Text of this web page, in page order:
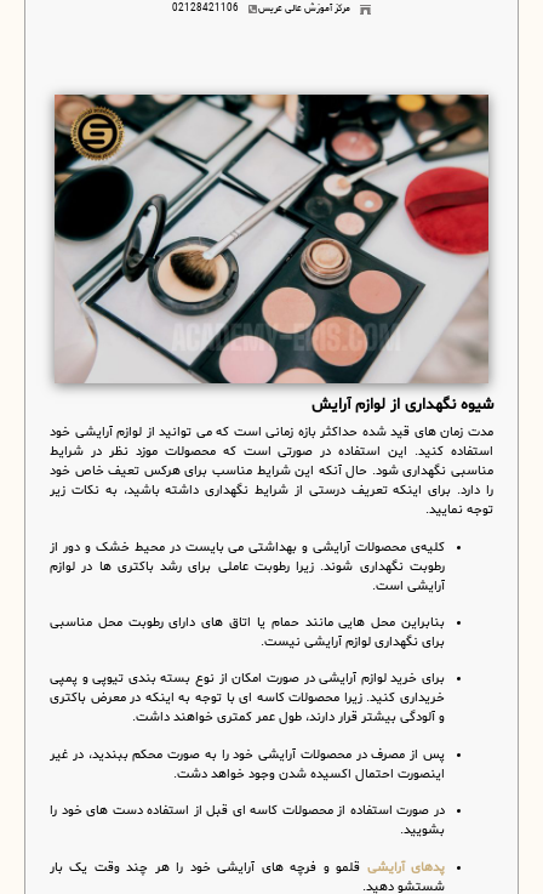
مرکز آموزش عالی عریس 02128421106
شیوه نگهداری از لوازم آرایش
مدت زمان های قید شده حداکثر بازه زمانی است که می توانید از لوازم آرایشی خود
استفاده کنید. این استفاده در صورتی است که محصولات موزد نظر در شرایط
مناسبی نگهداری شود. حال آنکه این شرایط مناسب برای هرکس تعیف خاص خود
را دارد. برای اینکه تعریف درستی از شرایط نگهداری داشته باشید، به نکات زیر
توجه نمایید.
کلیه‌ی محصولات آرایشی و بهداشتی می بایست در محیط خشک و دور از
رطوبت نگهداری شوند. زیرا رطوبت عاملی برای رشد باکتری ها در لوازم
آرایشی است.
بنابراین محل هایی مانند حمام یا اتاق های دارای رطوبت محل مناسبی
برای نگهداری لوازم آرایشی نیست.
برای خرید لوازم آرایشی در صورت امکان از نوع بسته بندی تیوپی و پمپی
خریداری کنید. زیرا محصولات کاسه ای با توجه به اینکه در معرض باکتری
و آلودگی بیشتر قرار دارند، طول عمر کمتری خواهند داشت.
پس از مصرف در محصولات آرایشی خود را به صورت محکم ببندید، در غیر
اینصورت احتمال اکسیده شدن وجود خواهد دشت.
در صورت استفاده از محصولات کاسه ای قبل از استفاده دست های خود را
بشویید.
پدهای آرایشی قلمو و فرچه های آرایشی خود را هر چند وقت یک بار
شستشو دهید.